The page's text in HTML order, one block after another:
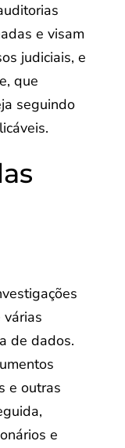
e visam
judiciais, e
que
seguindo
de dados.
e outras
e